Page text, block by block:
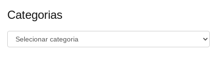
Categorias
Categorias